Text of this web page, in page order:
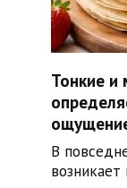
Тонкие и
В
возникает